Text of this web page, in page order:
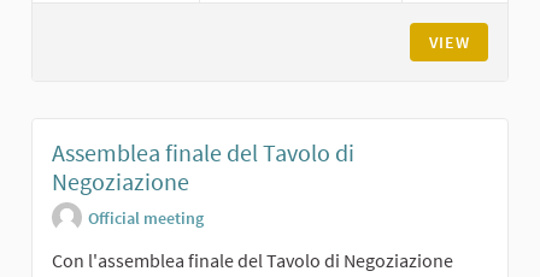
VIEW
Assemblea finale del Tavolo di
Negoziazione
Official meeting
Con l'assemblea finale del Tavolo di Negoziazione